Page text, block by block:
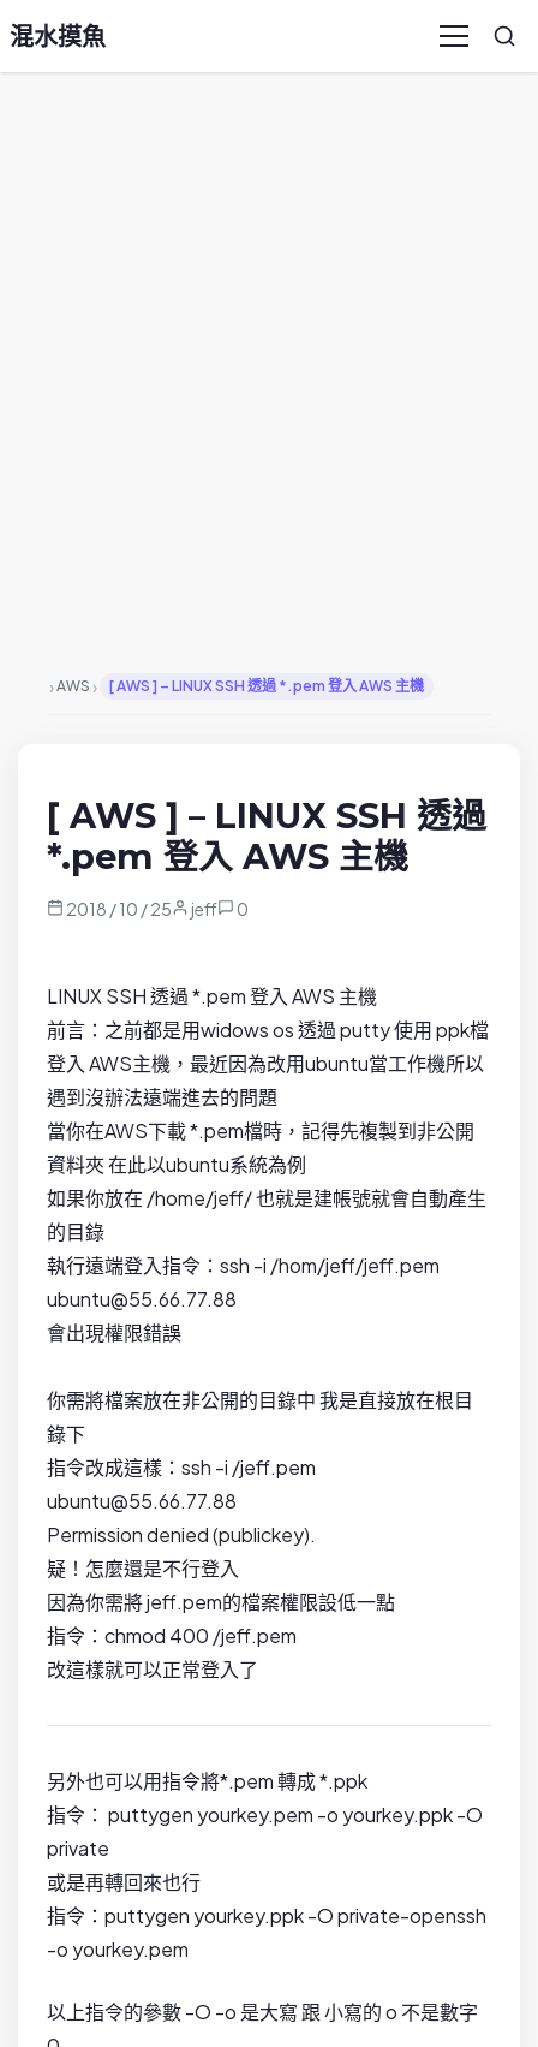
混水摸魚 Menu
›AWS › [ AWS ] – LINUX SSH 透過 *.pem 登入 AWS 主機
[ AWS ] – LINUX SSH 透過
*.pem 登入 AWS 主機
2018 / 10 / 25 jeff 0
LINUX SSH 透過 *.pem 登入 AWS 主機
前言：之前都是用widows os 透過 putty 使用 ppk檔
登入 AWS主機，最近因為改用ubuntu當工作機所以
遇到沒辦法遠端進去的問題
當你在AWS下載 *.pem檔時，記得先複製到非公開
資料夾 在此以ubuntu系統為例
如果你放在 /home/jeff/ 也就是建帳號就會自動產生
的目錄
執行遠端登入指令：ssh -i /hom/jeff/jeff.pem
ubuntu@55.66.77.88
會出現權限錯誤
你需將檔案放在非公開的目錄中 我是直接放在根目
錄下
指令改成這樣：ssh -i /jeff.pem
ubuntu@55.66.77.88
Permission denied (publickey).
疑！怎麼還是不行登入
因為你需將 jeff.pem的檔案權限設低一點
指令：chmod 400 /jeff.pem
改這樣就可以正常登入了
另外也可以用指令將*.pem 轉成 *.ppk
指令： puttygen yourkey.pem -o yourkey.ppk -O
private
或是再轉回來也行
指令：puttygen yourkey.ppk -O private-openssh
-o yourkey.pem
以上指令的參數 -O -o 是大寫 跟 小寫的 o 不是數字